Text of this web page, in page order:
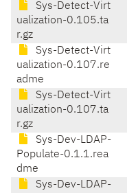
Sys-Detect-Virt
ualization-0.105.ta
r.gz
Sys-Detect-Virt
ualization-0.107.re
adme
Sys-Detect-Virt
ualization-0.107.ta
r.gz
Sys-Dev-LDAP-
Populate-0.1.1.rea
dme
Sys-Dev-LDAP-